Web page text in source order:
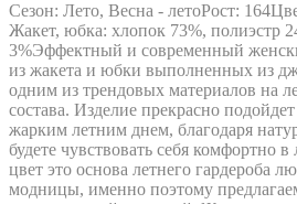
Сезон: Лето, Весна - летоРост:
Жакет, юбка: хлопок 73%, полиэстр
3%Эффектный и современный
из жакета и юбки выполненных из
одним из трендовых материалов на
состава. Изделие прекрасно
жарким летним днем, благодаря
будете чувствовать себя комфортно
цвет это основа летнего гардероба
модницы, именно поэтому